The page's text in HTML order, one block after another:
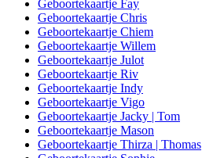
Geboortekaartje Fay
Geboortekaartje Chris
Geboortekaartje Chiem
Geboortekaartje Willem
Geboortekaartje Julot
Geboortekaartje Riv
Geboortekaartje Indy
Geboortekaartje Vigo
Geboortekaartje Jacky | Tom
Geboortekaartje Mason
Geboortekaartje Thirza | Thomas